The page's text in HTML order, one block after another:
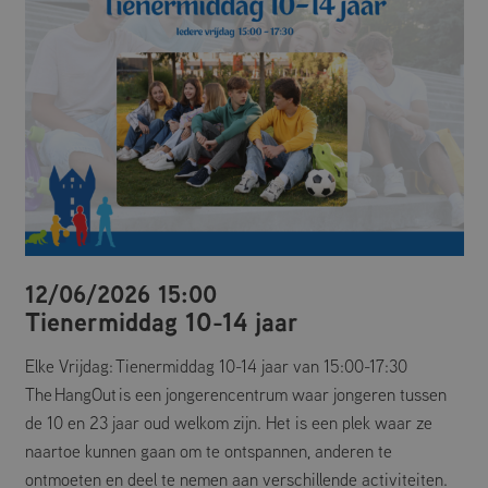
12/06/2026 15:00
Tienermiddag 10-14 jaar
Elke Vrijdag: Tienermiddag 10-14 jaar van 15:00-17:30
The HangOut is een jongerencentrum waar jongeren tussen
de 10 en 23 jaar oud welkom zijn. Het is een plek waar ze
naartoe kunnen gaan om te ontspannen, anderen te
ontmoeten en deel te nemen aan verschillende activiteiten.
mogelijk, zoals gebruikersaanmelding en accountbeheer. De website kan niet
goed worden gebruikt zonder de strikt noodzakelijke cookies.
Aanbieder/
Domein
Vervaldatum Omschrijving
CookieScriptConsent CookieScript
mfcdemarke.nl
4 weken 2
dagen
Script.com-
service om de
cookie-banner
Script.com is
Naam
Aanbieder
Domein
Vervaldatum Omschrijving
_ga Google LLC
1 jaar 1
maand
Deze cookienaam
is gekoppeld aan